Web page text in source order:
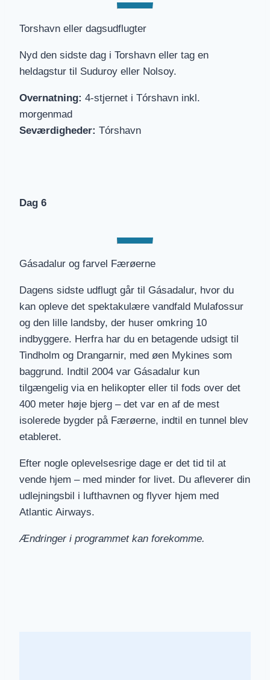
Torshavn eller dagsudflugter
Nyd den sidste dag i Torshavn eller tag en
heldagstur til Suduroy eller Nolsoy.
Overnatning: 4-stjernet i Tórshavn inkl.
morgenmad
Seværdigheder: Tórshavn
Dag 6
Gásadalur og farvel Færøerne
Dagens sidste udflugt går til Gásadalur, hvor du
kan opleve det spektakulære vandfald Mulafossur
og den lille landsby, der huser omkring 10
indbyggere. Herfra har du en betagende udsigt til
Tindholm og Drangarnir, med øen Mykines som
baggrund. Indtil 2004 var Gásadalur kun
tilgængelig via en helikopter eller til fods over det
400 meter høje bjerg – det var en af de mest
isolerede bygder på Færøerne, indtil en tunnel blev
etableret.
Efter nogle oplevelsesrige dage er det tid til at
vende hjem – med minder for livet. Du afleverer din
udlejningsbil i lufthavnen og flyver hjem med
Atlantic Airways.
Ændringer i programmet kan forekomme.